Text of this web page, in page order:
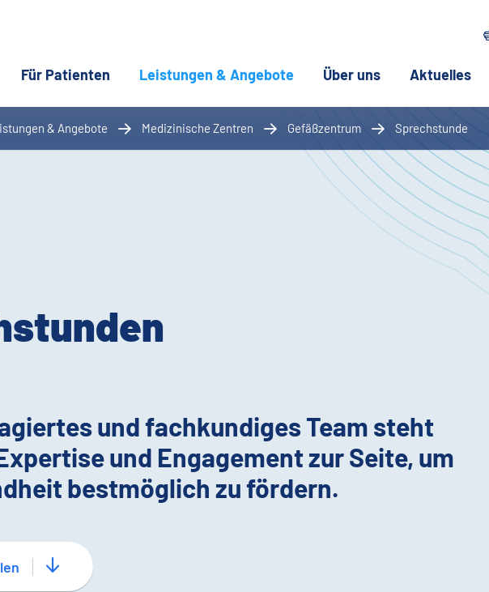
Für Patienten Leistungen & Angebote (aktuelle Seite)
Über uns Aktuelles
& Angebote Medizinische Zentren Gefäßzentrum Sprechstunde
und fachkundiges Team steht
und Engagement zur Seite, um
bestmöglich zu fördern.